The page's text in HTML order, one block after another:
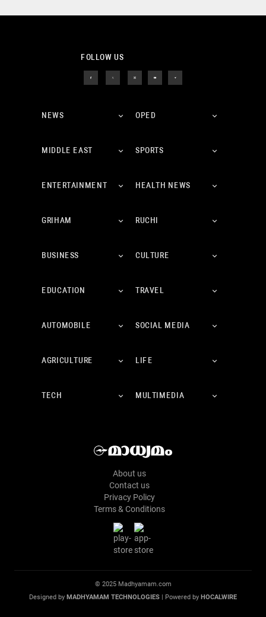
FOLLOW US
NEWS OPED
MIDDLE EAST SPORTS
ENTERTAINMENT HEALTH NEWS
GRIHAM RUCHI
BUSINESS CULTURE
EDUCATION TRAVEL
AUTOMOBILE SOCIAL MEDIA
AGRICULTURE LIFE
TECH MULTIMEDIA
About us
Contact us
Privacy Policy
Terms & Conditions
© 2025 Madhyamam.com
Designed by MADHYAMAM TECHNOLOGIES | Powered by HOCALWIRE